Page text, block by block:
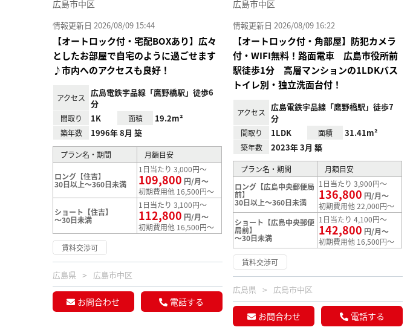
広島市中区
情報更新日 2026/08/09 15:44
【オートロック付・宅配BOXあり】広々
としたお部屋で自宅のように過ごせます
♪市内へのアクセスも良好！
アクセス
広島電鉄宇品線「鷹野橋駅」徒歩6
分
間取り 1K 面積 19.2m²
築年数 1996年 8月 築
プラン名・期間 月額目安
ロング【住吉】
30日以上～360日未満
1日当たり 3,000円～
109,800 円/月～
初期費用他 16,500円～
ショート【住吉】
～30日未満
1日当たり 3,100円～
112,800 円/月～
初期費用他 16,500円～
賃料交渉可
広島県 広島市中区
お問合わせ 電話する
広島市中区
情報更新日 2026/08/09 16:22
【オートロック付・角部屋】防犯カメラ
付・WIFI無料！路面電車 広島市役所前
駅徒歩1分 高層マンションの1LDKバス
トイレ別・独立洗面台付！
アクセス
広島電鉄宇品線「鷹野橋駅」徒歩7
分
間取り 1LDK 面積 31.41m²
築年数 2023年 3月 築
プラン名・期間
月額目安
ロング【広島中央郵便局
前】
30日以上～360日未満
1日当たり 3,900円～
136,800 円/月～
初期費用他 22,000円～
ショート【広島中央郵便
局前】
～30日未満
1日当たり 4,100円～
142,800 円/月～
初期費用他 16,500円～
賃料交渉可
広島県 広島市中区
お問合わせ 電話する